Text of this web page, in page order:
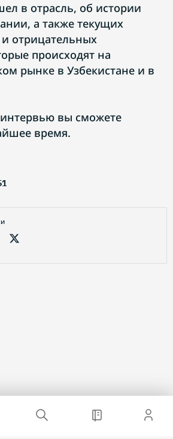
в отрасль, об истории
а также текущих
отрицательных
происходят на
рынке в Узбекистане и в
вы сможете
время.